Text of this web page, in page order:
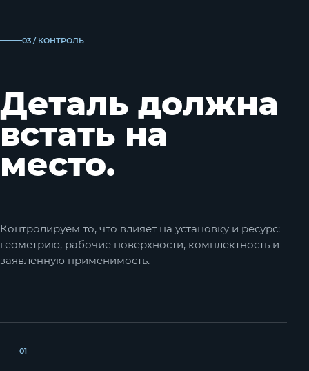
03 / КОНТРОЛЬ
Деталь должна
встать на
место.
Контролируем то, что влияет на установку и ресурс:
геометрию, рабочие поверхности, комплектность и
заявленную применимость.
01